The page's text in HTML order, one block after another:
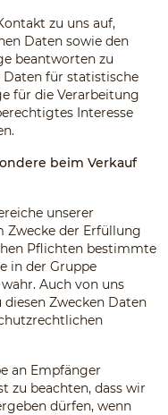
zu uns auf,
Daten sowie den
beantworten zu
Daten für statistische
für die Verarbeitung
Interesse
beim Verkauf
unserer
Zwecke der Erfüllung
Pflichten bestimmte
in der Gruppe
Auch von uns
Zwecken Daten
an Empfänger
zu beachten, dass wir
dürfen, wenn